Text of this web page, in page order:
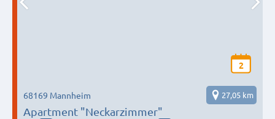
2
Apartment "Neckarzimmer"
68169 Mannheim 27,05 km